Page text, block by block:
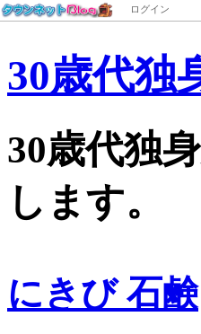
ログイン
30歳代独
30歳代独
します。
にきび 石鹸